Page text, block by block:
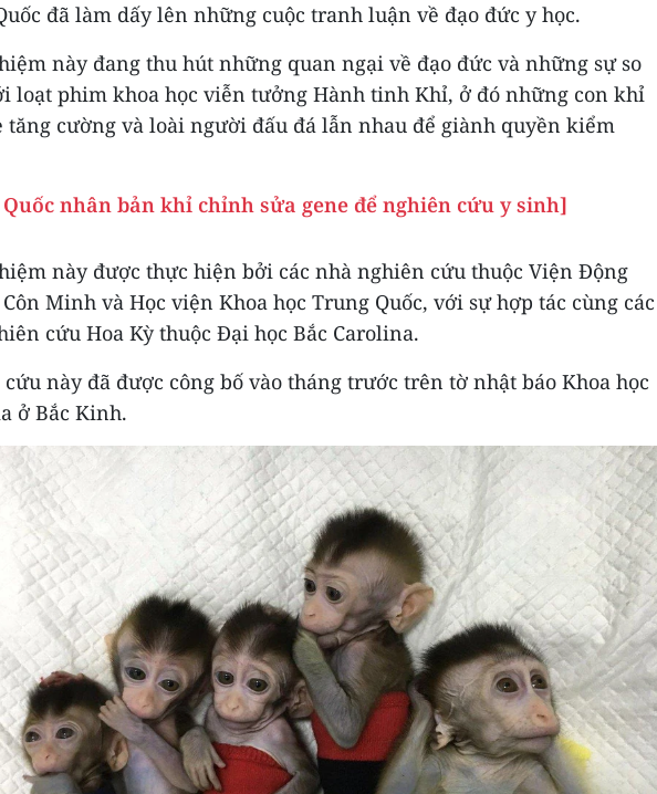
đã làm dấy lên những cuộc tranh luận về đạo đức y học.
này đang thu hút những quan ngại về đạo đức và những sự so
loạt phim khoa học viễn tưởng Hành tinh Khỉ, ở đó những con khỉ
tăng cường và loài người đấu đá lẫn nhau để giành quyền kiểm
nhân bản khỉ chỉnh sửa gene để nghiên cứu y sinh]
này được thực hiện bởi các nhà nghiên cứu thuộc Viện Động
Minh và Học viện Khoa học Trung Quốc, với sự hợp tác cùng các
cứu Hoa Kỳ thuộc Đại học Bắc Carolina.
này đã được công bố vào tháng trước trên tờ nhật báo Khoa học
ở Bắc Kinh.